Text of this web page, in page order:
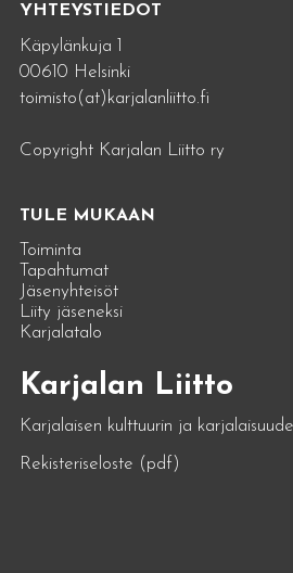
YHTEYSTIEDOT
Käpylänkuja 1
00610 Helsinki
toimisto(at)karjalanliitto.fi
Copyright Karjalan Liitto ry
TULE MUKAAN
Toiminta
Tapahtumat
Jäsenyhteisöt
Liity jäseneksi
Karjalatalo
Karjalan Liitto
Karjalaisen kulttuurin ja
Rekisteriseloste (pdf)